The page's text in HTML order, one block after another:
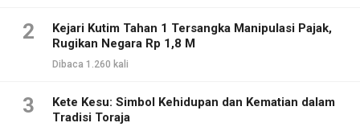
2
Kejari Kutim Tahan 1 Tersangka Manipulasi Pajak,
Rugikan Negara Rp 1,8 M
Dibaca 1.260 kali
3
Kete Kesu: Simbol Kehidupan dan Kematian dalam
Tradisi Toraja